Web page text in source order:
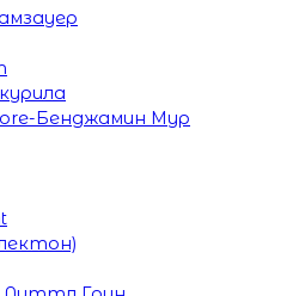
Бенджамин Мур